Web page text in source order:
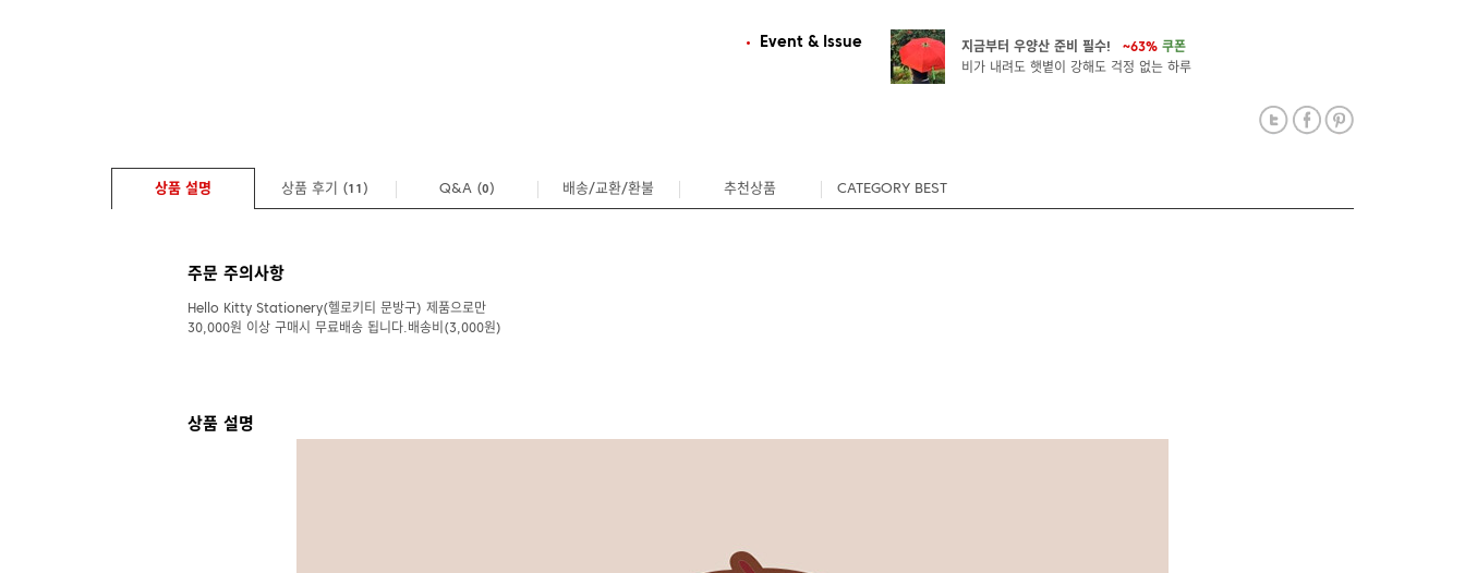
Event & Issue 지금부터 우양산 준비 필수! ~63% 쿠폰
비가 내려도 햇볕이 강해도 걱정 없는 하루
상품 설명 상품 후기 (11 ) Q&A (0) 배송/교환/환불 추천상품 CATEGORY BEST
주문 주의사항
Hello Kitty Stationery(헬로키티 문방구) 제품으로만
30,000원 이상 구매시 무료배송 됩니다.배송비(3,000원)
상품 설명